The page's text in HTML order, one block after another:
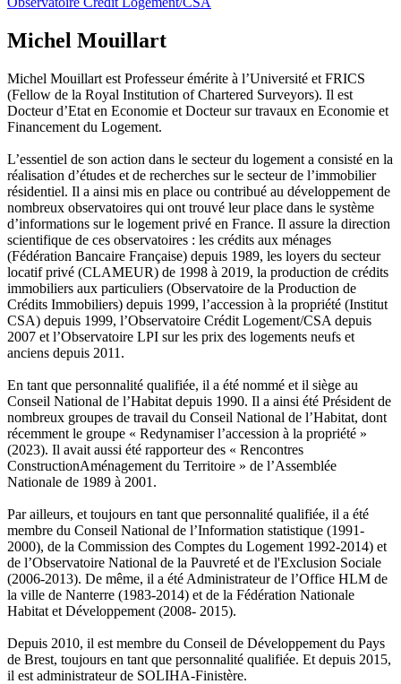
Michel Mouillart
Michel Mouillart est Professeur émérite à l’Université et FRICS
(Fellow de la Royal Institution of Chartered Surveyors). Il est
Docteur d’Etat en Economie et Docteur sur travaux en Economie et
Financement du Logement.
L’essentiel de son action dans le secteur du logement a consisté en la
réalisation d’études et de recherches sur le secteur de l’immobilier
résidentiel. Il a ainsi mis en place ou contribué au développement de
nombreux observatoires qui ont trouvé leur place dans le système
d’informations sur le logement privé en France. Il assure la direction
scientifique de ces observatoires : les crédits aux ménages
(Fédération Bancaire Française) depuis 1989, les loyers du secteur
locatif privé (CLAMEUR) de 1998 à 2019, la production de crédits
immobiliers aux particuliers (Observatoire de la Production de
Crédits Immobiliers) depuis 1999, l’accession à la propriété (Institut
CSA) depuis 1999, l’Observatoire Crédit Logement/CSA depuis
2007 et l’Observatoire LPI sur les prix des logements neufs et
anciens depuis 2011.
En tant que personnalité qualifiée, il a été nommé et il siège au
Conseil National de l’Habitat depuis 1990. Il a ainsi été Président de
nombreux groupes de travail du Conseil National de l’Habitat, dont
récemment le groupe « Redynamiser l’accession à la propriété »
(2023). Il avait aussi été rapporteur des « Rencontres
ConstructionAménagement du Territoire » de l’Assemblée
Nationale de 1989 à 2001.
Par ailleurs, et toujours en tant que personnalité qualifiée, il a été
membre du Conseil National de l’Information statistique (1991-
2000), de la Commission des Comptes du Logement 1992-2014) et
de l’Observatoire National de la Pauvreté et de l'Exclusion Sociale
(2006-2013). De même, il a été Administrateur de l’Office HLM de
la ville de Nanterre (1983-2014) et de la Fédération Nationale
Habitat et Développement (2008- 2015).
Depuis 2010, il est membre du Conseil de Développement du Pays
de Brest, toujours en tant que personnalité qualifiée. Et depuis 2015,
il est administrateur de SOLIHA-Finistère.